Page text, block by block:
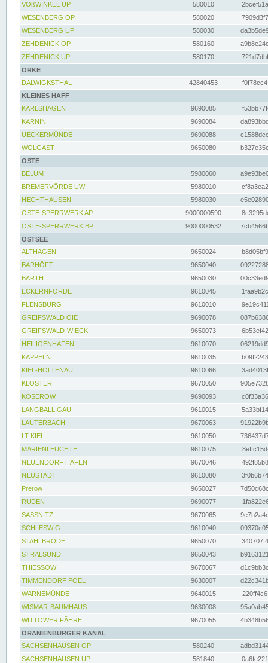
VOßWINKEL UP
580010
WESENBERG OP
580020
WESENBERG UP
580030
ZEHDENICK OP
580160
ZEHDENICK UP
580170
ORKE
DALWIGKSTHAL
42840453
KLEINES HAFF
KARLSHAGEN
9690085
KARNIN
9690084
UECKERMÜNDE
9690088
WOLGAST
9650080
OSTE
BELUM
5980060
BREMERVÖRDE UW
5980010
HECHTHAUSEN
5980030
OSTE-SPERRWERK AP
9000000590
OSTE-SPERRWERK BP
9000000532
OSTSEE
ALTHAGEN
9650024
BARHÖFT
9650040
BARTH
9650030
ECKERNFÖRDE
9610045
FLENSBURG
9610010
GREIFSWALD OIE
9690078
GREIFSWALD-WIECK
9650073
HEILIGENHAFEN
9610070
KAPPELN
9610035
KIEL-HOLTENAU
9610066
KLOSTER
9670050
KOSEROW
9690093
LANGBALLIGAU
9610015
LAUTERBACH
9670063
LT KIEL
9610050
MARIENLEUCHTE
9610075
NEUENDORF HAFEN
9670046
NEUSTADT
9610080
Prerow
9650027
RUDEN
9690077
SASSNITZ
9670065
SCHLESWIG
9610040
STAHLBRODE
9650070
STRALSUND
9650043
THIESSOW
9670067
TIMMENDORF POEL
9630007
WARNEMÜNDE
9640015
WISMAR-BAUMHAUS
9630008
WITTOWER FÄHRE
9670055
ORANIENBURGER KANAL
SACHSENHAUSEN OP
580240
SACHSENHAUSEN UP
581840